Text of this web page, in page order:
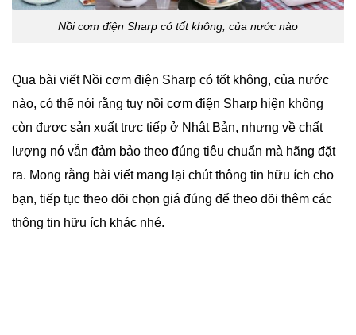
Nồi cơm điện Sharp có tốt không, của nước nào
Qua bài viết Nồi cơm điện Sharp có tốt không, của nước
nào, có thể nói rằng tuy nồi cơm điện Sharp hiện không
còn được sản xuất trực tiếp ở Nhật Bản, nhưng về chất
lượng nó vẫn đảm bảo theo đúng tiêu chuẩn mà hãng đặt
ra. Mong rằng bài viết mang lại chút thông tin hữu ích cho
bạn, tiếp tục theo dõi chọn giá đúng để theo dõi thêm các
thông tin hữu ích khác nhé.